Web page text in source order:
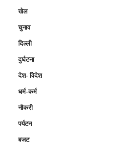
खेल
चुनाव
दिल्ली
दुर्घटना
देश- विदेश
धर्म-कर्म
नौकरी
पर्यटन
बजट